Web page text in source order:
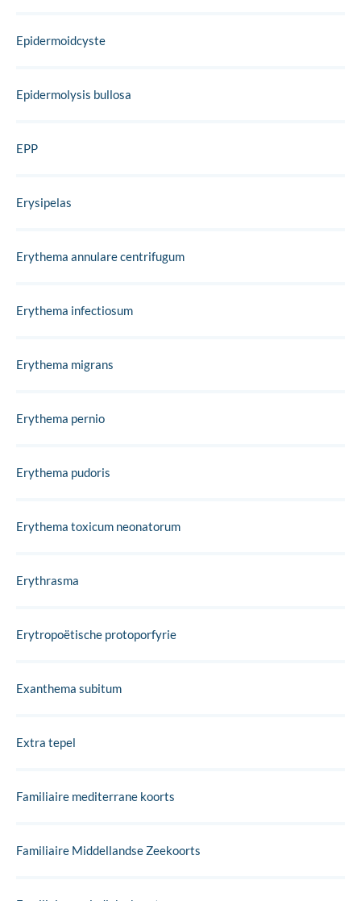
Epidermoidcyste
Epidermolysis bullosa
EPP
Erysipelas
Erythema annulare centrifugum
Erythema infectiosum
Erythema migrans
Erythema pernio
Erythema pudoris
Erythema toxicum neonatorum
Erythrasma
Erytropoëtische protoporfyrie
Exanthema subitum
Extra tepel
Familiaire mediterrane koorts
Familiaire Middellandse Zeekoorts